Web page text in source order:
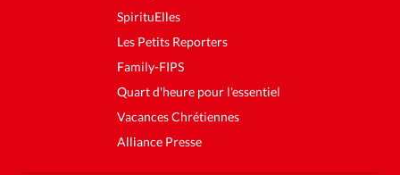
SpirituElles
Les Petits Reporters
Family-FIPS
Quart d'heure pour l'essentiel
Vacances Chrétiennes
Alliance Presse